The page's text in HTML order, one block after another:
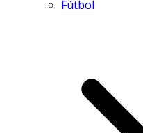
Fútbol